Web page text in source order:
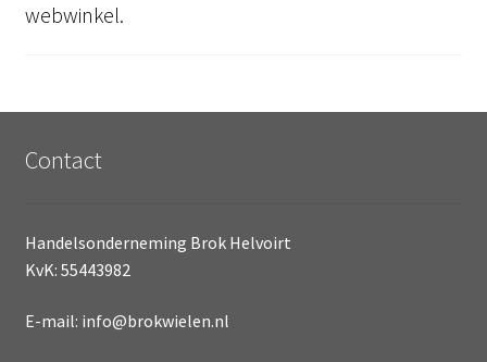
webwinkel.
Contact
Handelsonderneming Brok Helvoirt
KvK: 55443982
E-mail: info@brokwielen.nl